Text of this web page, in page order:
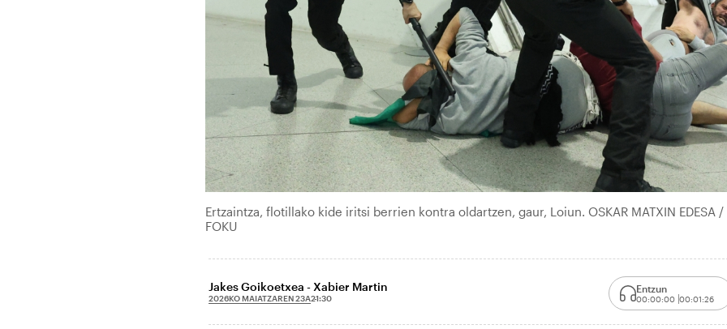
Ertzaintza, flotillako kide iritsi berrien kontra oldartzen, gaur, Loiun. OSKAR MATXIN EDESA /
FOKU
Jakes Goikoetxea - Xabier Martin
2026KO MAIATZAREN 23A21:30
Entzun
00:00:00 00:01:26